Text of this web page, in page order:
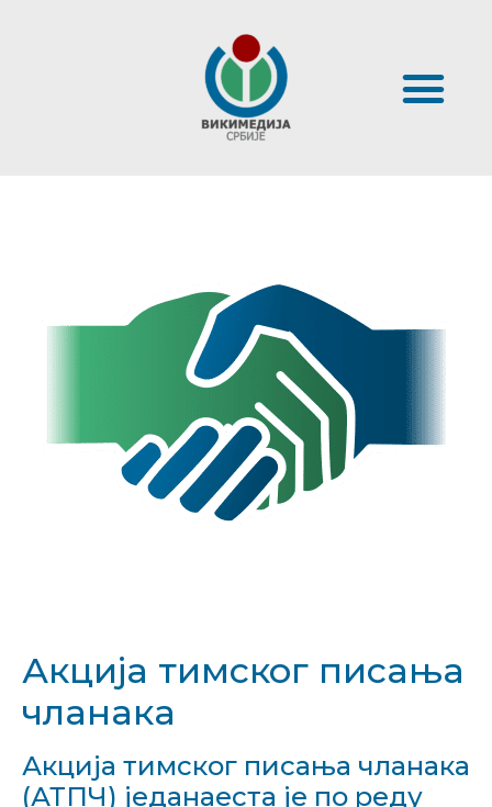
Акција тимског писања
чланака
Акција тимског писања чланака
(АТПЧ) једанаеста је по реду